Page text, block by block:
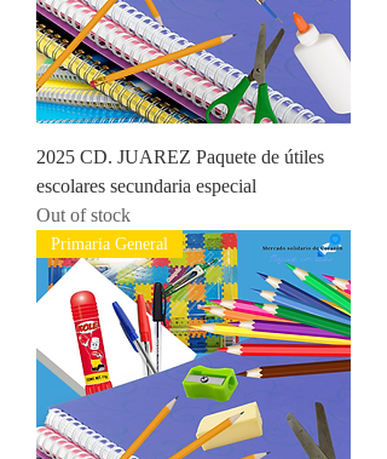
2025 CD. JUAREZ Paquete de útiles
escolares secundaria especial
Out of stock
Primaria General